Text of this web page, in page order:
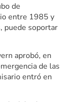
de
entre 1985 y
puede soportar
aprobó, en
de las
entró en